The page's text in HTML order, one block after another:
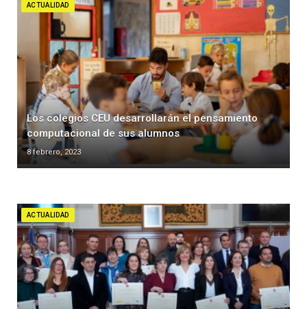
ACTUALIDAD
Los colegios CEU desarrollarán el pensamiento
computacional de sus alumnos
8 febrero, 2023
ACTUALIDAD